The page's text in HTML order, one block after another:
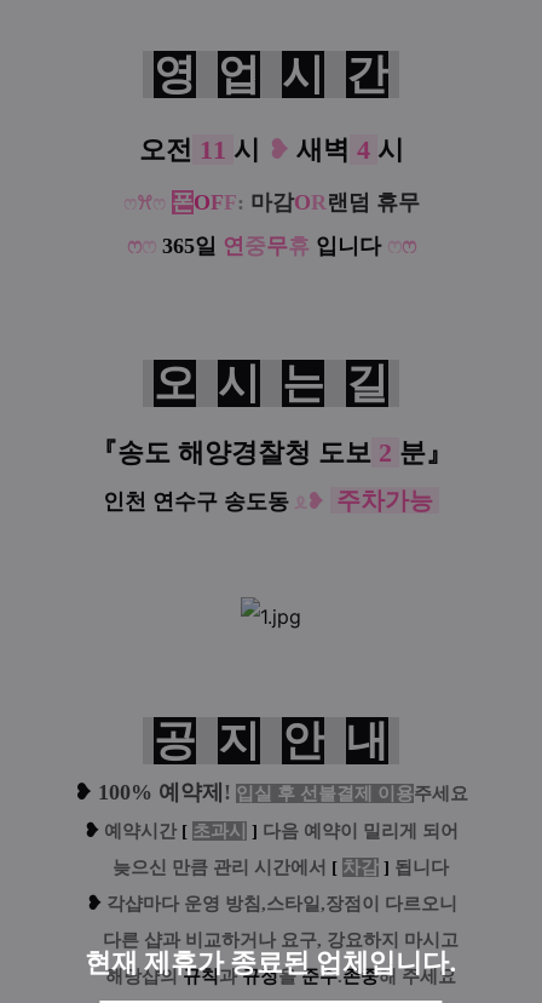
현재 제휴가 종료된 업체입니다.
영 업 시 간
오전 11 시 ❥ 새벽 4 시
ෆꕮෆ 폰OFF: 마감OR 랜덤 휴무
ෆෆ365일 연 중무휴 입니다 ෆෆ
오 시 는 길
『송도 해양경찰청 도보 2 분』
인천 연수구 송도동 ᦸ❥ 주차가능
공 지 안 내
❥ 100% 예약제 ! 입실 후 선불결제 이용주세요
❥ 예 약시간 [ 초과시 ] 다음 예약이 밀리게 되어
늦으신 만큼 관리 시간에서 [ 차감 ] 됩니다
❥ 각샵마다 운영 방침,스타일,장점이 다르오니
다른 샵과 비교하거나 요구, 강요하지 마시고
....해당샵의 규칙과 규정을 준수.존중해 주세요